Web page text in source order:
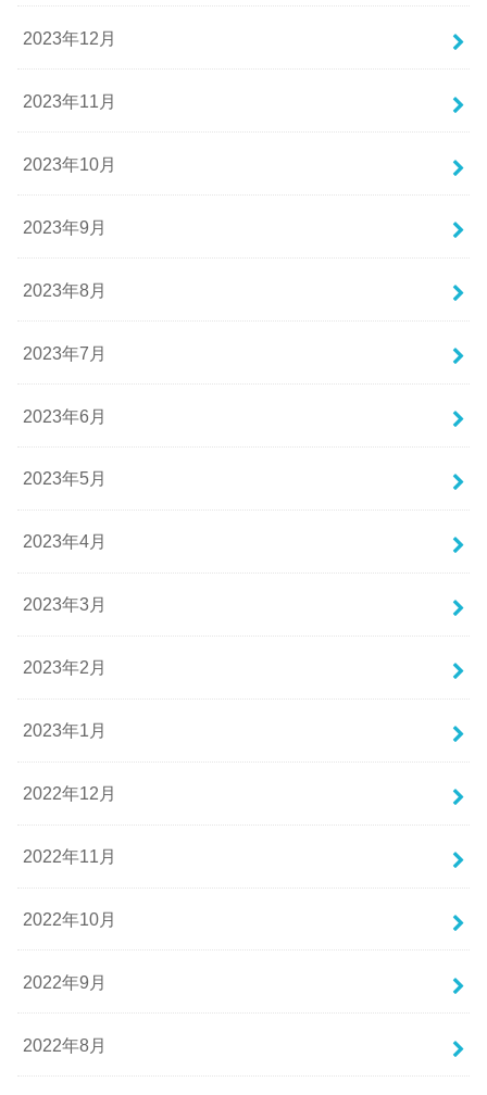
2023年12月
2023年11月
2023年10月
2023年9月
2023年8月
2023年7月
2023年6月
2023年5月
2023年4月
2023年3月
2023年2月
2023年1月
2022年12月
2022年11月
2022年10月
2022年9月
2022年8月